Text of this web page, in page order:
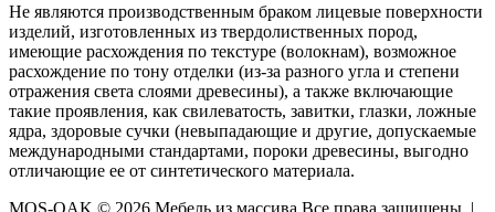
Не являются производственным браком лицевые поверхности
изделий, изготовленных из твердолиственных пород,
имеющие расхождения по текстуре (волокнам), возможное
расхождение по тону отделки (из-за разного угла и степени
отражения света слоями древесины), а также включающие
такие проявления, как свилеватость, завитки, глазки, ложные
ядра, здоровые сучки (невыпадающие и другие, допускаемые
международными стандартами, пороки древесины, выгодно
отличающие ее от синтетического материала.
MOS-OAK © 2026 Мебель из массива Все права защищены. |